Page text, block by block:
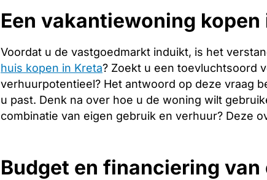
Een vakantiewoning
Voordat u de vastgoedmarkt induikt, is het
huis kopen in Kreta? Zoekt u een toevluchtsoord
verhuurpotentieel? Het antwoord op deze vraag
u past. Denk na over hoe u de woning wilt
combinatie van eigen gebruik en verhuur? Deze
Budget en financiering